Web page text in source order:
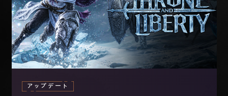
アップデート